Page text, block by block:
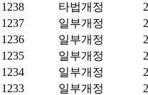
1238
타법개정
1237
일부개정
1236
일부개정
1235
일부개정
1234
일부개정
1233
일부개정